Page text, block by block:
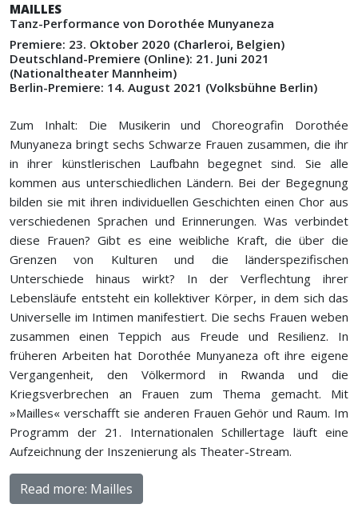
MAILLES
Tanz-Performance von Dorothée Munyaneza
Premiere: 23. Oktober 2020 (Charleroi, Belgien)
Deutschland-Premiere (Online): 21. Juni 2021
(Nationaltheater Mannheim)
Berlin-Premiere: 14. August 2021 (Volksbühne Berlin)
Zum Inhalt: Die Musikerin und Choreografin Dorothée
Munyaneza bringt sechs Schwarze Frauen zusammen, die ihr
in ihrer künstlerischen Laufbahn begegnet sind. Sie alle
kommen aus unterschiedlichen Ländern. Bei der Begegnung
bilden sie mit ihren individuellen Geschichten einen Chor aus
verschiedenen Sprachen und Erinnerungen. Was verbindet
diese Frauen? Gibt es eine weibliche Kraft, die über die
Grenzen von Kulturen und die länderspezifischen
Unterschiede hinaus wirkt? In der Verflechtung ihrer
Lebensläufe entsteht ein kollektiver Körper, in dem sich das
Universelle im Intimen manifestiert. Die sechs Frauen weben
zusammen einen Teppich aus Freude und Resilienz. In
früheren Arbeiten hat Dorothée Munyaneza oft ihre eigene
Vergangenheit, den Völkermord in Rwanda und die
Kriegsverbrechen an Frauen zum Thema gemacht. Mit
»Mailles« verschafft sie anderen Frauen Gehör und Raum. Im
Programm der 21. Internationalen Schillertage läuft eine
Aufzeichnung der Inszenierung als Theater-Stream.
Read more: Mailles